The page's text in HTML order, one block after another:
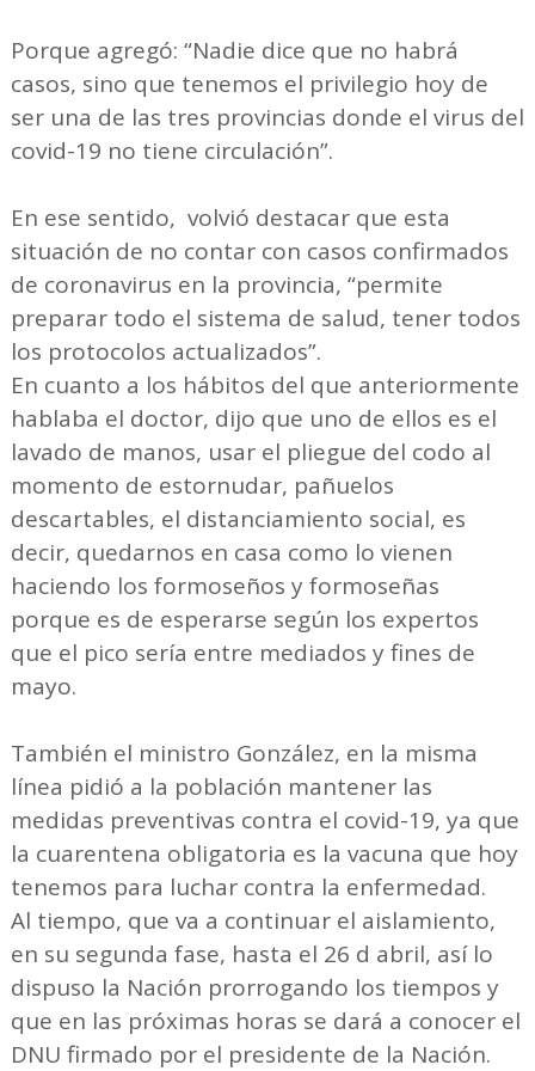
Porque agregó: “Nadie dice que no habrá
casos, sino que tenemos el privilegio hoy de
ser una de las tres provincias donde el virus del
covid-19 no tiene circulación”.
En ese sentido, volvió destacar que esta
situación de no contar con casos confirmados
de coronavirus en la provincia, “permite
preparar todo el sistema de salud, tener todos
los protocolos actualizados”.
En cuanto a los hábitos del que anteriormente
hablaba el doctor, dijo que uno de ellos es el
lavado de manos, usar el pliegue del codo al
momento de estornudar, pañuelos
descartables, el distanciamiento social, es
decir, quedarnos en casa como lo vienen
haciendo los formoseños y formoseñas
porque es de esperarse según los expertos
que el pico sería entre mediados y fines de
mayo.
También el ministro González, en la misma
línea pidió a la población mantener las
medidas preventivas contra el covid-19, ya que
la cuarentena obligatoria es la vacuna que hoy
tenemos para luchar contra la enfermedad.
Al tiempo, que va a continuar el aislamiento,
en su segunda fase, hasta el 26 d abril, así lo
dispuso la Nación prorrogando los tiempos y
que en las próximas horas se dará a conocer el
DNU firmado por el presidente de la Nación.